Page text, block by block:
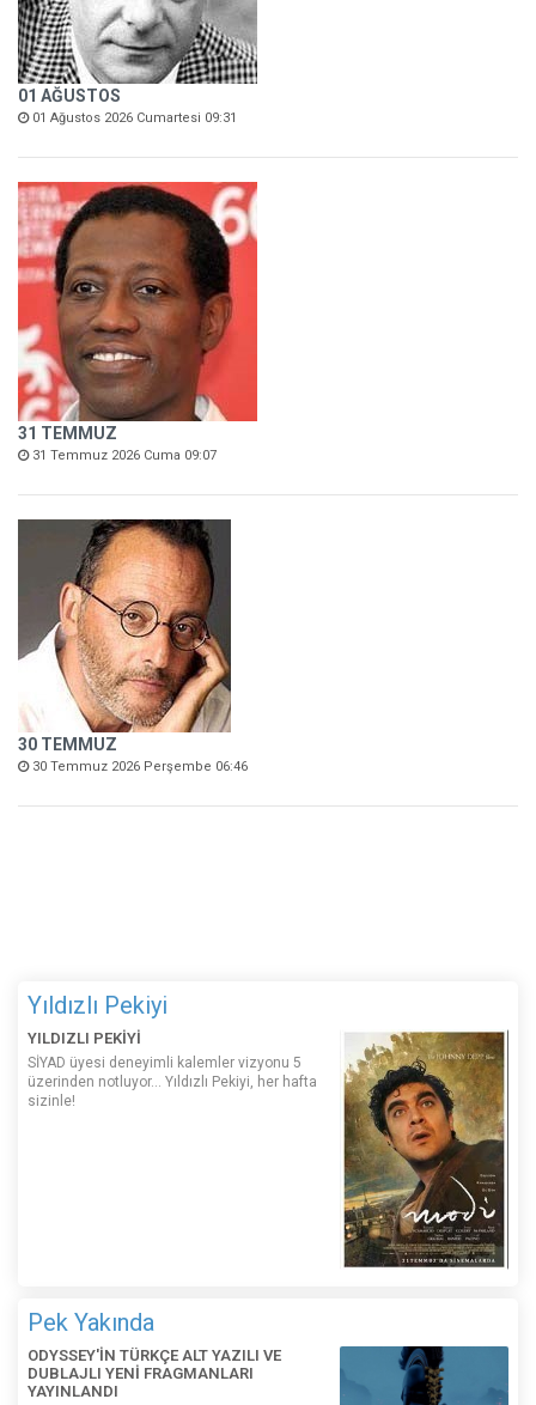
01 AĞUSTOS
01 Ağustos 2026 Cumartesi 09:31
31 TEMMUZ
31 Temmuz 2026 Cuma 09:07
30 TEMMUZ
30 Temmuz 2026 Perşembe 06:46
Yıldızlı Pekiyi
YILDIZLI PEKİYİ
SİYAD üyesi deneyimli kalemler vizyonu 5
üzerinden notluyor... Yıldızlı Pekiyi, her hafta
sizinle!
Pek Yakında
ODYSSEY'İN TÜRKÇE ALT YAZILI VE
DUBLAJLI YENİ FRAGMANLARI
YAYINLANDI